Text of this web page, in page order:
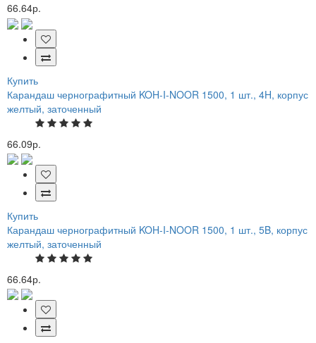
66.64р.
Купить
Карандаш чернографитный KOH-I-NOOR 1500, 1 шт., 4H, корпус
желтый, заточенный
66.09р.
Купить
Карандаш чернографитный KOH-I-NOOR 1500, 1 шт., 5B, корпус
желтый, заточенный
66.64р.